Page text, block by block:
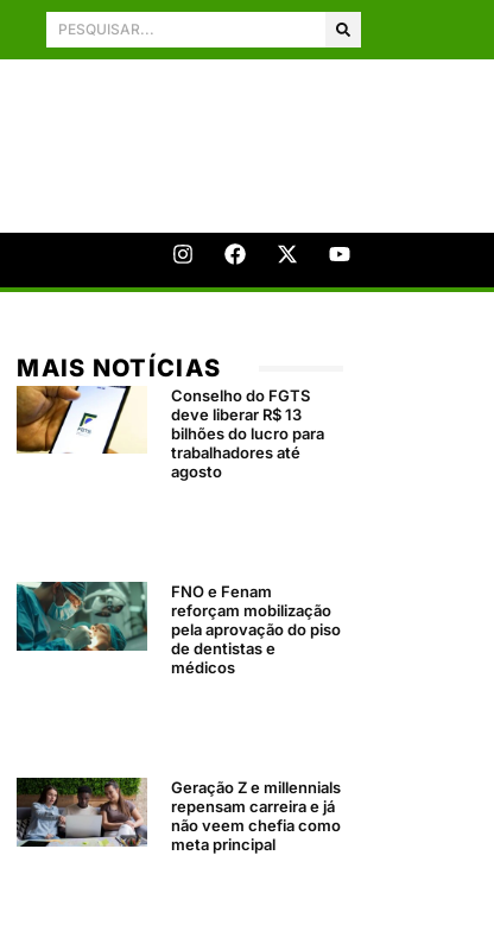
MAIS NOTÍCIAS
Conselho do FGTS
deve liberar R$ 13
bilhões do lucro para
trabalhadores até
agosto
FNO e Fenam
reforçam mobilização
pela aprovação do piso
de dentistas e
médicos
Geração Z e millennials
repensam carreira e já
não veem chefia como
meta principal